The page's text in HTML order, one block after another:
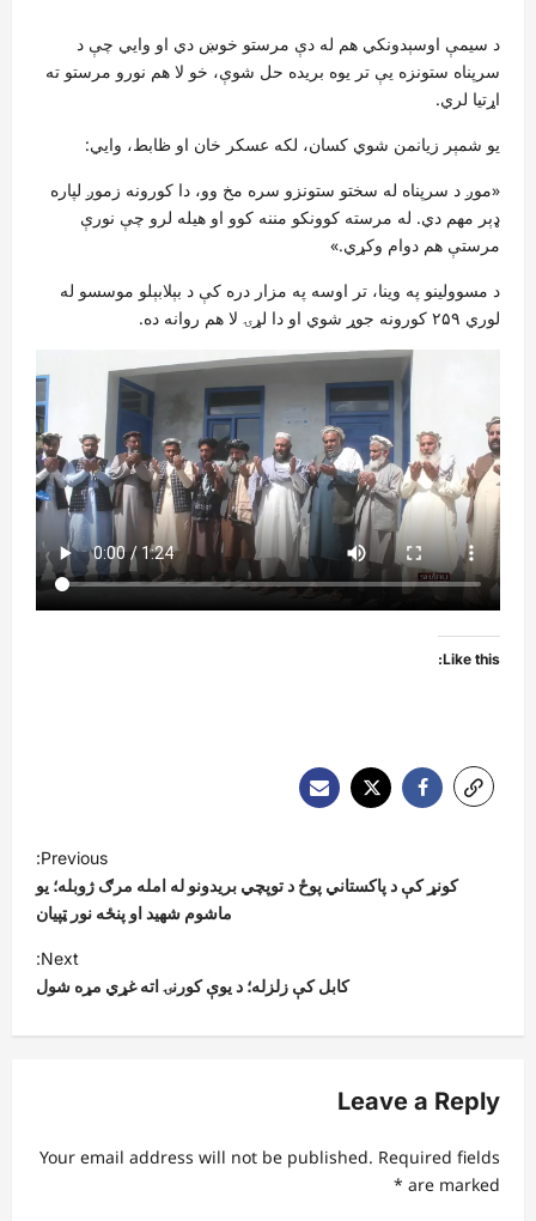
د سیمې اوسېدونکي هم له دې مرستو خوښ دي او وایي چې د
سرپناه ستونزه یې تر یوه بریده حل شوې، خو لا هم نورو مرستو ته
اړتیا لري.
یو شمېر زیانمن شوي کسان، لکه عسکر خان او ظابط، وایي:
«موږ د سرپناه له سختو ستونزو سره مخ وو، دا کورونه زموږ لپاره
ډېر مهم دي. له مرسته کوونکو مننه کوو او هیله لرو چې نورې
مرستې هم دوام وکړي.»
د مسوولینو په وینا، تر اوسه په مزار دره کې د بېلابېلو موسسو له
لوري ۲۵۹ کورونه جوړ شوي او دا لړۍ لا هم روانه ده.
Like this:
a
i
a
Previous:
کونړ کې د پاکستاني پوځ د توپچي بریدونو له امله مرګ ژوبله؛ یو
ماشوم شهید او پنځه نور ټپیان
Next:
کابل کې زلزله؛ د یوې کورنۍ اته غړي مړه شول
Leave a Reply
Your email address will not be published. Required fields
are marked
*